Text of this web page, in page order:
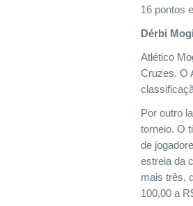
16 pontos
Dérbi
Atlético
Cruzes. O
Por outro
torneio. O
de
estreia da
mais três,
100,00 a